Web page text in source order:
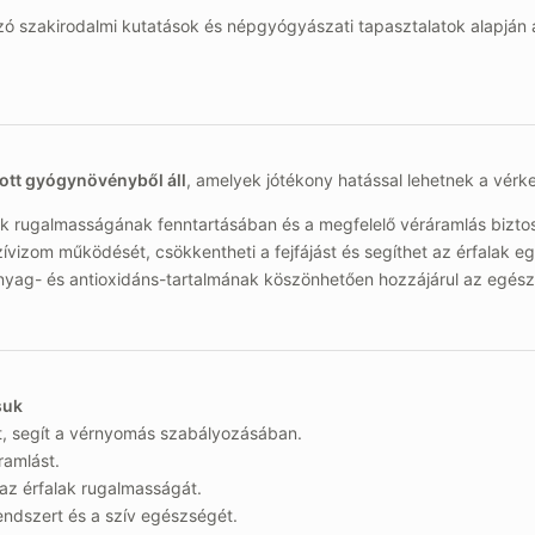
szakirodalmi kutatások és népgyógyászati tapasztalatok
gyógynövényből áll, amelyek jótékony hatással lehetnek a
rugalmasságának fenntartásában és a megfelelő véráramlás
működését, csökkentheti a fejfájást és segíthet az érfalak
és antioxidáns-tartalmának köszönhetően hozzájárul az
a vérnyomás szabályozásában.
érfalak rugalmasságát.
és a szív egészségét.